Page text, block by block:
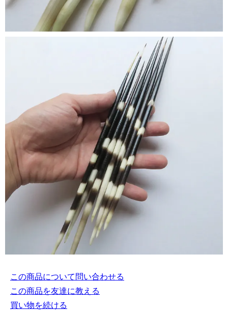
この商品について問い合わせる
この商品を友達に教える
買い物を続ける